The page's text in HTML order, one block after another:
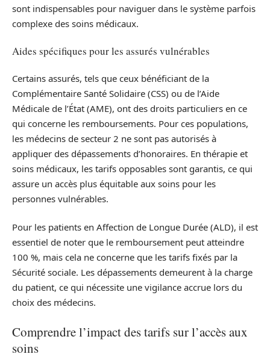
sont indispensables pour naviguer dans le système parfois
complexe des soins médicaux.
Aides spécifiques pour les assurés vulnérables
Certains assurés, tels que ceux bénéficiant de la
Complémentaire Santé Solidaire (CSS) ou de l’Aide
Médicale de l’État (AME), ont des droits particuliers en ce
qui concerne les remboursements. Pour ces populations,
les médecins de secteur 2 ne sont pas autorisés à
appliquer des dépassements d’honoraires. En thérapie et
soins médicaux, les tarifs opposables sont garantis, ce qui
assure un accès plus équitable aux soins pour les
personnes vulnérables.
Pour les patients en Affection de Longue Durée (ALD), il est
essentiel de noter que le remboursement peut atteindre
100 %, mais cela ne concerne que les tarifs fixés par la
Sécurité sociale. Les dépassements demeurent à la charge
du patient, ce qui nécessite une vigilance accrue lors du
choix des médecins.
Comprendre l’impact des tarifs sur l’accès aux
soins